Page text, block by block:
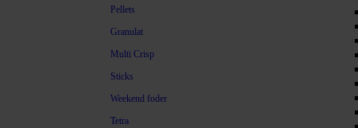
Pellets
Granulat
Multi Crisp
Sticks
Weekend foder
Tetra